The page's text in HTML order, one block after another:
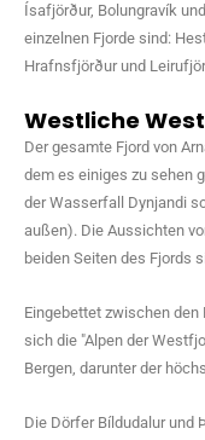
Ísafjörður, Bolungravík
einzelnen Fjorde sind:
Hrafnsfjörður und
Westliche
Der gesamte Fjord von
dem es einiges zu sehen
der Wasserfall Dynjandi
außen). Die Aussichten
beiden Seiten des Fjords
Eingebettet zwischen
sich die "Alpen der
Bergen, darunter der
Die Dörfer Bíldudalur und